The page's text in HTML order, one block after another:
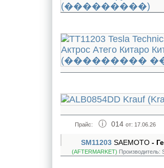
Прайс: 014 от: 17.06.26
SM11203 SAEMOTO -
(AFTERMARKET) Производитель: